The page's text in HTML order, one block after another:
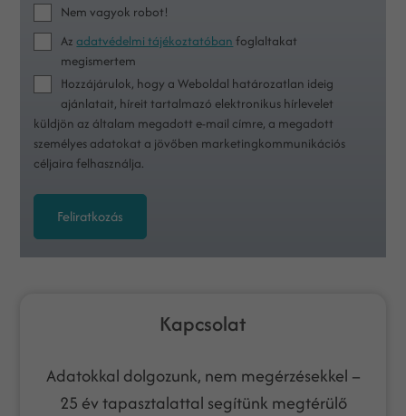
Nem vagyok robot!
Azadatvédelmi tájékoztatóban foglaltakat
megismertem
Hozzájárulok, hogy a Weboldal határozatlan ideig
ajánlatait, híreit tartalmazó elektronikus hírlevelet
küldjön az általam megadott e-mail címre, a megadott
személyes adatokat a jövőben marketingkommunikációs
céljaira felhasználja.
Feliratkozás
Kapcsolat
Adatokkal dolgozunk, nem megérzésekkel –
25 év tapasztalattal segítünk megtérülő